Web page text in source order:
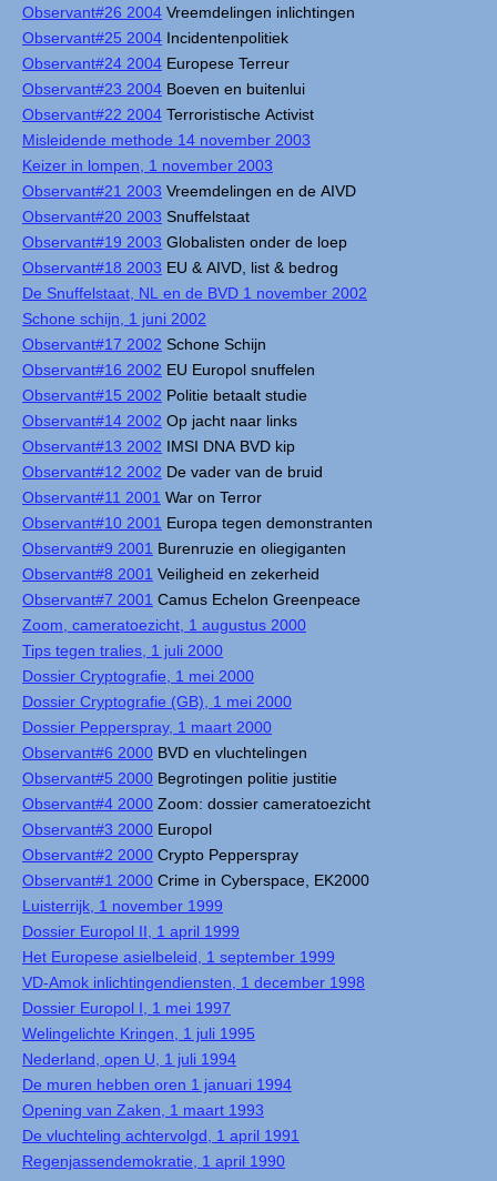
Observant#26 2004 Vreemdelingen inlichtingen
Observant#25 2004 Incidentenpolitiek
Observant#24 2004 Europese Terreur
Observant#23 2004 Boeven en buitenlui
Observant#22 2004 Terroristische Activist
Misleidende methode 14 november 2003
Keizer in lompen, 1 november 2003
Observant#21 2003 Vreemdelingen en de AIVD
Observant#20 2003 Snuffelstaat
Observant#19 2003 Globalisten onder de loep
Observant#18 2003 EU & AIVD, list & bedrog
De Snuffelstaat, NL en de BVD 1 november 2002
Schone schijn, 1 juni 2002
Observant#17 2002 Schone Schijn
Observant#16 2002 EU Europol snuffelen
Observant#15 2002 Politie betaalt studie
Observant#14 2002 Op jacht naar links
Observant#13 2002 IMSI DNA BVD kip
Observant#12 2002 De vader van de bruid
Observant#11 2001 War on Terror
Observant#10 2001 Europa tegen demonstranten
Observant#9 2001 Burenruzie en oliegiganten
Observant#8 2001 Veiligheid en zekerheid
Observant#7 2001 Camus Echelon Greenpeace
Zoom, cameratoezicht, 1 augustus 2000
Tips tegen tralies, 1 juli 2000
Dossier Cryptografie, 1 mei 2000
Dossier Cryptografie (GB), 1 mei 2000
Dossier Pepperspray, 1 maart 2000
Observant#6 2000 BVD en vluchtelingen
Observant#5 2000 Begrotingen politie justitie
Observant#4 2000 Zoom: dossier cameratoezicht
Observant#3 2000 Europol
Observant#2 2000 Crypto Pepperspray
Observant#1 2000 Crime in Cyberspace, EK2000
Luisterrijk, 1 november 1999
Dossier Europol II, 1 april 1999
Het Europese asielbeleid, 1 september 1999
VD-Amok inlichtingendiensten, 1 december 1998
Dossier Europol I, 1 mei 1997
Welingelichte Kringen, 1 juli 1995
Nederland, open U, 1 juli 1994
De muren hebben oren 1 januari 1994
Opening van Zaken, 1 maart 1993
De vluchteling achtervolgd, 1 april 1991
Regenjassendemokratie, 1 april 1990